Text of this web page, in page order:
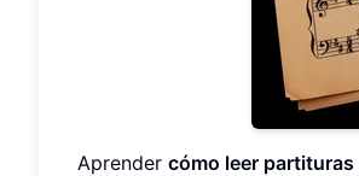
Aprender cómo leer partituras